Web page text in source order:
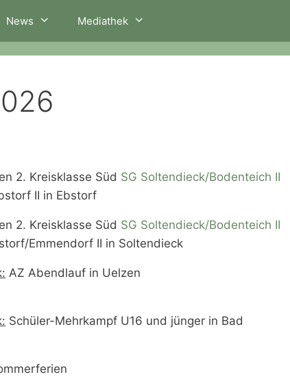
News Mediathek
2. Kreisklasse Süd SG Soltendieck/Bodenteich II
II in Ebstorf
2. Kreisklasse Süd SG Soltendieck/Bodenteich II
Emmendorf II in Soltendieck
AZ Abendlauf in Uelzen
Schüler-Mehrkampf U16 und jünger in Bad